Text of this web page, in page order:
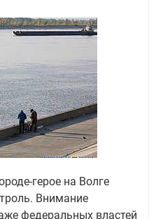
герое на Волге
Внимание
федеральных властей